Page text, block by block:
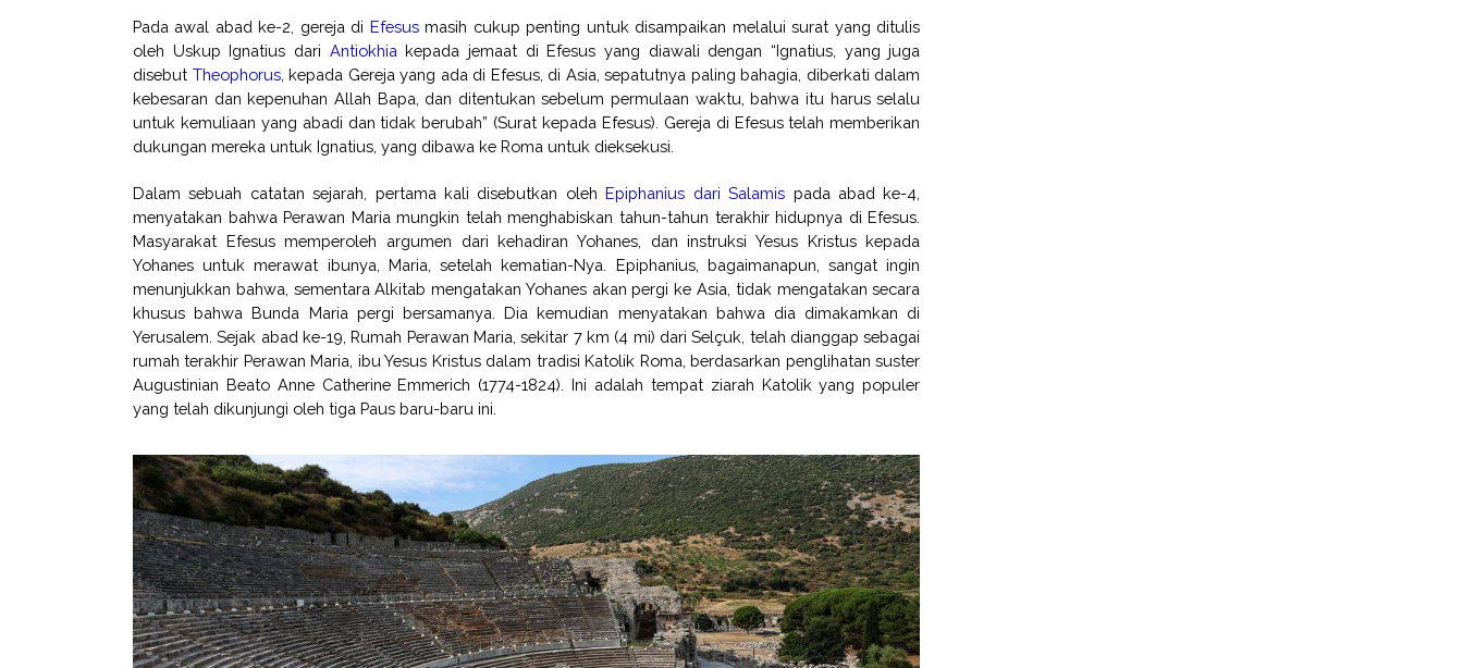
Pada awal abad ke-2, gereja di Efesusmasih cukup penting untuk disampaikan melalui surat yang ditulis
oleh Uskup Ignatius dari Antiokhia kepada jemaat di Efesus yang diawali dengan “Ignatius, yang juga
disebut Theophorus, kepada Gereja yang ada di Efesus, di Asia, sepatutnya paling bahagia, diberkati dalam
kebesaran dan kepenuhan Allah Bapa, dan ditentukan sebelum permulaan waktu, bahwa itu harus selalu
untuk kemuliaan yang abadi dan tidak berubah” (Surat kepada Efesus). Gereja di Efesus telah memberikan
dukungan mereka untuk Ignatius, yang dibawa ke Roma untuk dieksekusi.
Dalam sebuah catatan sejarah, pertama kali disebutkan olehEpiphanius dari Salamis pada abad ke-4,
menyatakan bahwa Perawan Maria mungkin telah menghabiskan tahun-tahun terakhir hidupnya di Efesus.
Masyarakat Efesus memperoleh argumen dari kehadiran Yohanes, dan instruksi Yesus Kristus kepada
Yohanes untuk merawat ibunya, Maria, setelah kematian-Nya. Epiphanius, bagaimanapun, sangat ingin
menunjukkan bahwa, sementara Alkitab mengatakan Yohanes akan pergi ke Asia, tidak mengatakan secara
khusus bahwa Bunda Maria pergi bersamanya. Dia kemudian menyatakan bahwa dia dimakamkan di
Yerusalem. Sejak abad ke-19, Rumah Perawan Maria, sekitar 7 km (4 mi) dari Selçuk, telah dianggap sebagai
rumah terakhir Perawan Maria, ibu Yesus Kristus dalam tradisi Katolik Roma, berdasarkan penglihatan suster
Augustinian Beato Anne Catherine Emmerich (1774-1824). Ini adalah tempat ziarah Katolik yang populer
yang telah dikunjungi oleh tiga Paus baru-baru ini.